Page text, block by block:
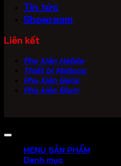
Tin tức
Showroom
Liên kết
Phụ kiện Hafele
Thiết bị Malloca
Phụ kiện Garis
Phụ kiện Blum
MENU SẢN PHẨM
Danh mục